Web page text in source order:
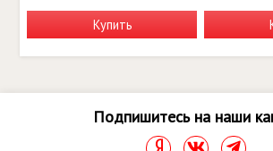
Купить
Подпишитесь на наши